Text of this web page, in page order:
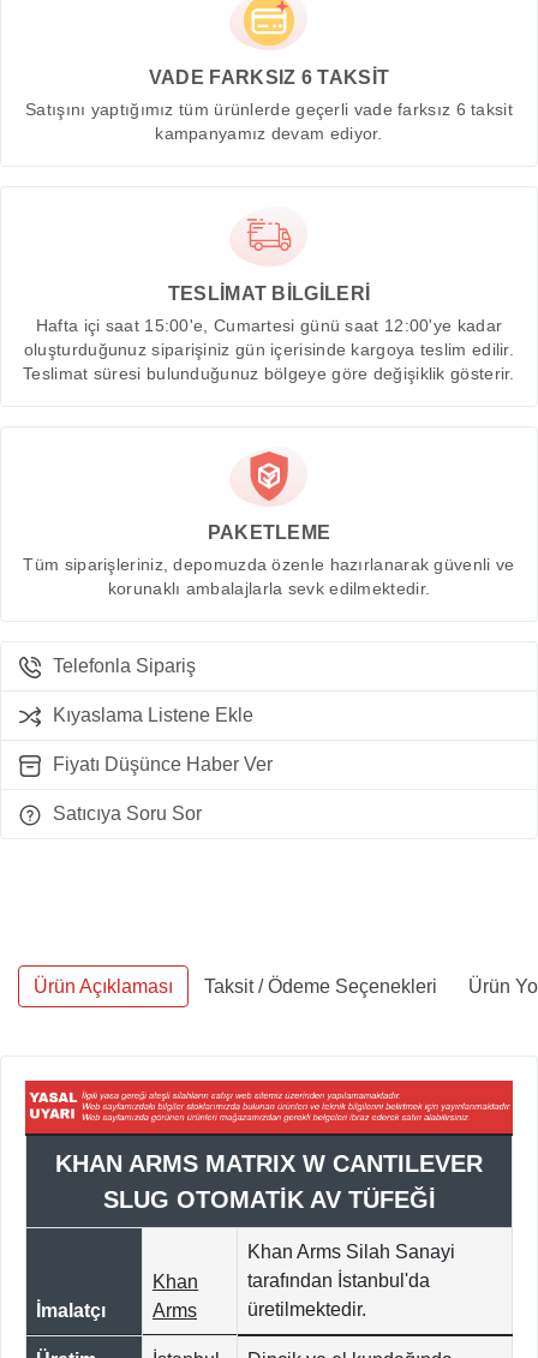
VADE FARKSIZ 6 TAKSİT
Satışını yaptığımız tüm ürünlerde geçerli vade farksız 6 taksit
kampanyamız devam ediyor.
TESLİMAT BİLGİLERİ
Hafta içi saat 15:00'e, Cumartesi günü saat 12:00'ye kadar
oluşturduğunuz siparişiniz gün içerisinde kargoya teslim edilir.
Teslimat süresi bulunduğunuz bölgeye göre değişiklik gösterir.
PAKETLEME
Tüm siparişleriniz, depomuzda özenle hazırlanarak güvenli ve
korunaklı ambalajlarla sevk edilmektedir.
Telefonla Sipariş
Kıyaslama Listene Ekle
Fiyatı Düşünce Haber Ver
Satıcıya Soru Sor
Ürün Açıklaması Taksit / Ödeme Seçenekleri Ürün
KHAN ARMS MATRIX W CANTILEVER
SLUG OTOMATİK AV TÜFEĞİ
İmalatçı
Khan
Arms
Khan Arms Silah Sanayi
tarafından İstanbul'da
üretilmektedir.